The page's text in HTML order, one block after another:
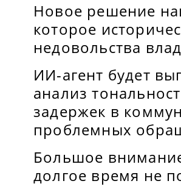
Новое решение
которое
недовольства
ИИ-агент будет
анализ
задержек в
проблемных
Большое
долгое время не